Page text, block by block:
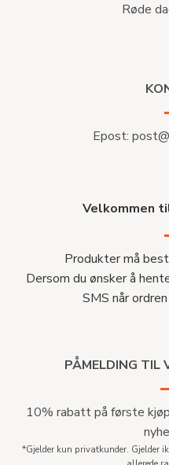
Røde
Epost:
Velkommen
Produkter må
Dersom du ønsker å
SMS når
PÅMELDING TIL
10% rabatt på første
*Gjelder kun privatkunder. Gjelder